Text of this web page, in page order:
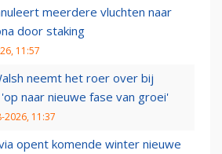
meerdere vluchten naar
door staking
11:57
neemt het roer over bij
'op naar nieuwe fase van groei'
2026, 11:37
opent komende winter nieuwe